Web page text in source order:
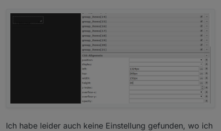
Ich habe leider auch keine Einstellung gefunden, wo ich